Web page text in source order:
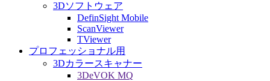
3Dソフトウェア
DefinSight Mobile
ScanViewer
TViewer
プロフェッショナル用
3Dカラースキャナー
3DeVOK MQ